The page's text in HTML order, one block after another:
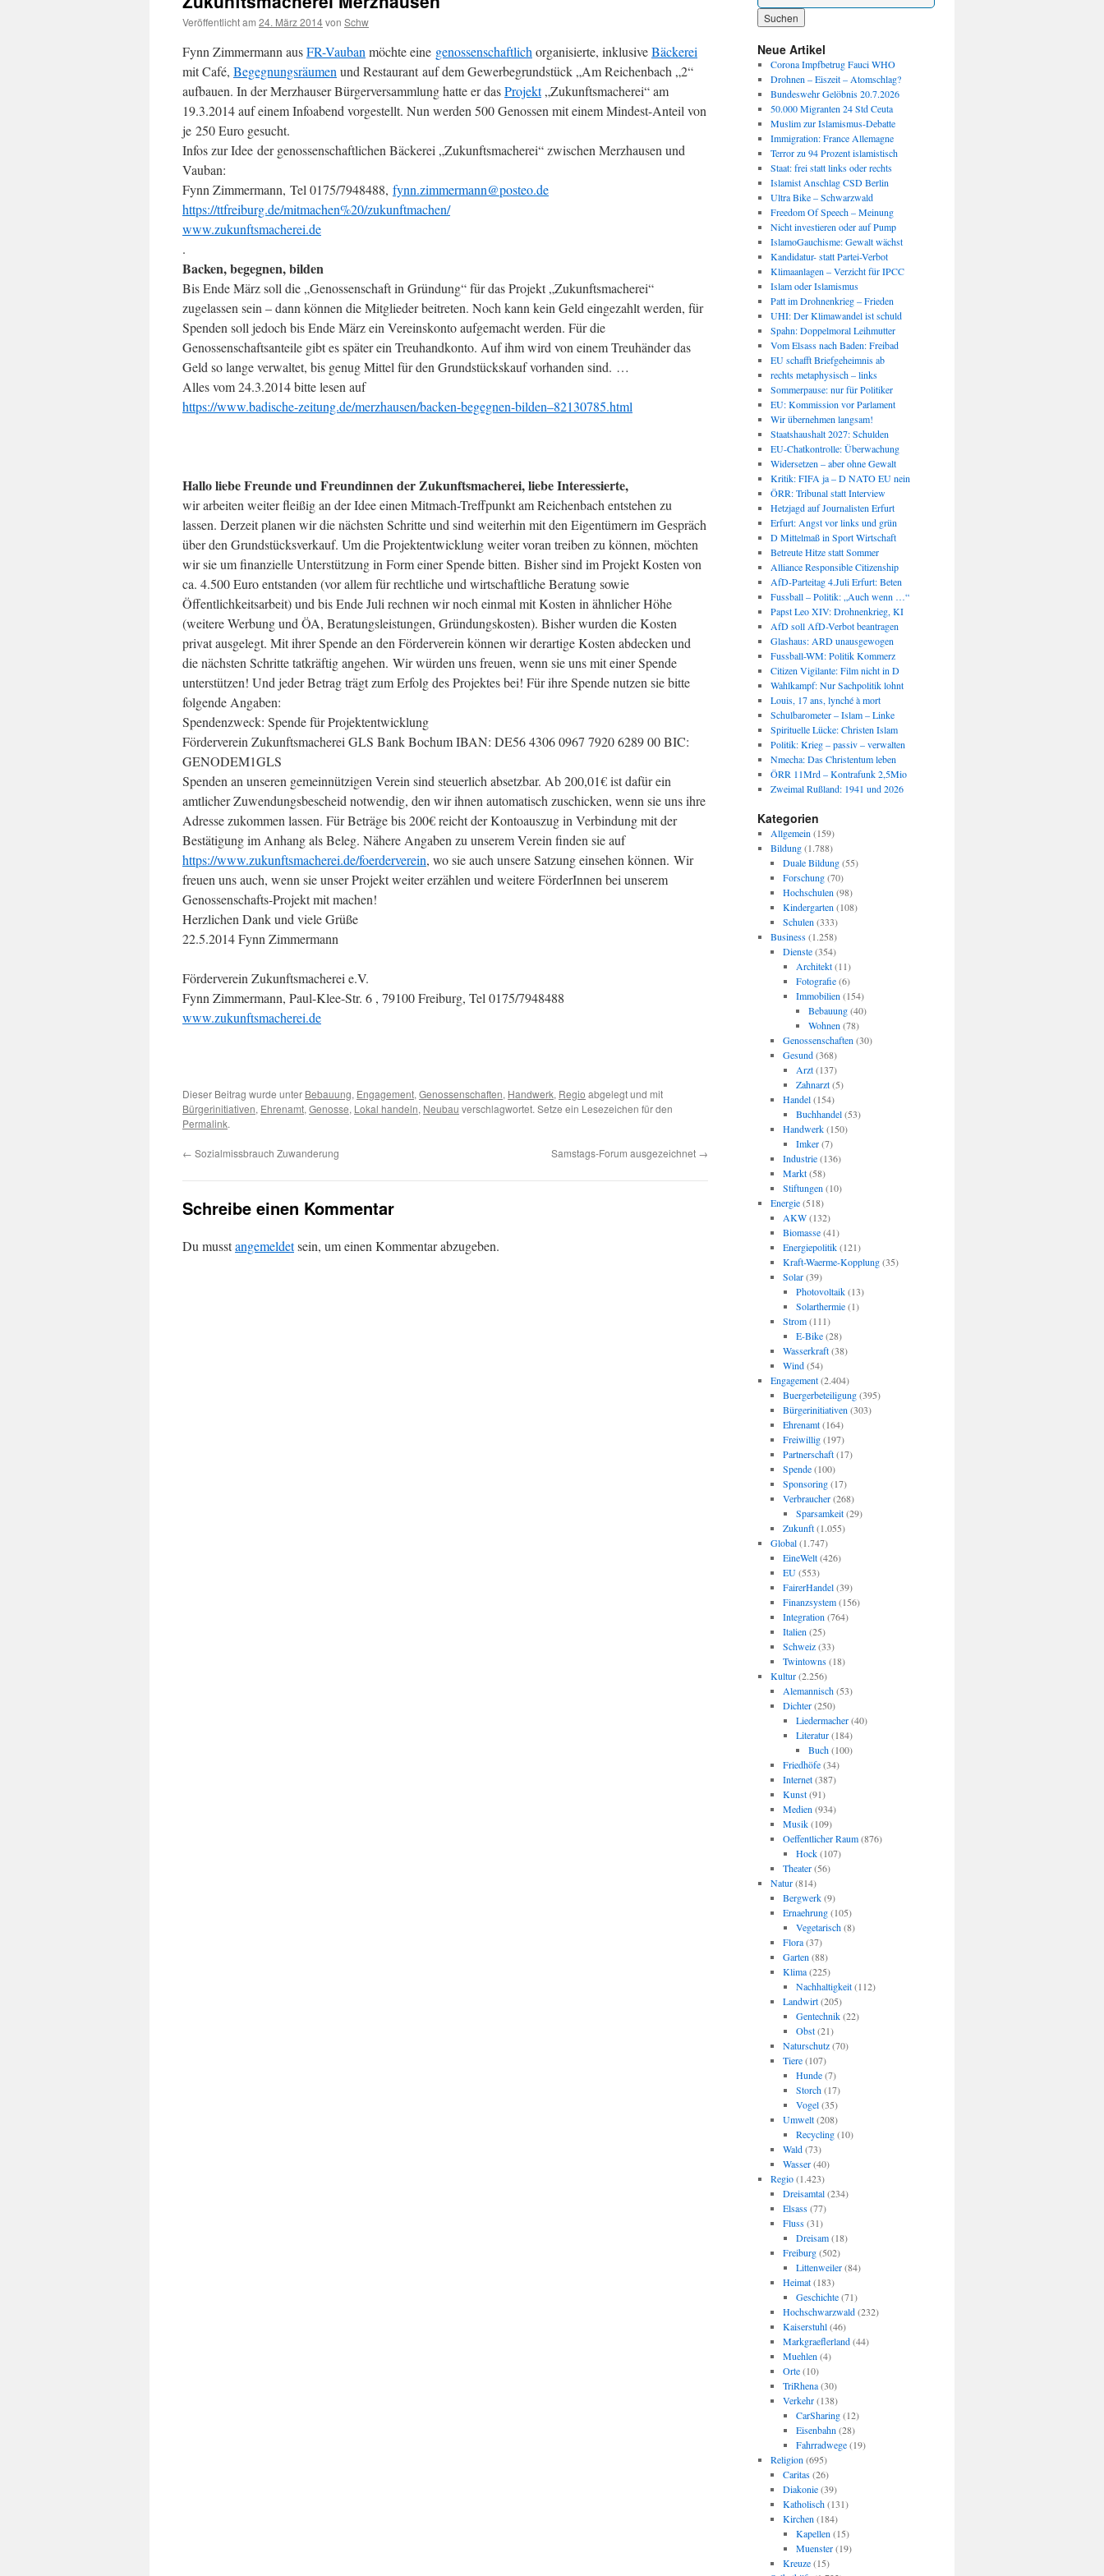
Veröffentlicht am 24. März 2014von Schw
Fynn Zimmermann ausFR-Vauban möchte eine genossenschaftlich organisierte, inklusiveBäckerei
mit Café, Begegnungsräumen und Restaurant auf dem Gewerbegrundstück „Am Reichenbach „2“
aufbauen. In der Merzhauser Bürgerversammlung hatte er dasProjekt„Zukunftsmacherei“ am
19.3.2014 auf einem Infoabend vorgestellt. Nun werden 500 Genossen mit einem Mindest-Anteil von
je 250 Euro gesucht.
Infos zur Idee der genossenschaftlichen Bäckerei „Zukunftsmacherei“ zwischen Merzhausen und
Vauban:
Fynn Zimmermann, Tel 0175/7948488, fynn.zimmermann@posteo.de
https://ttfreiburg.de/mitmachen%20/zukunftmachen/
www.zukunftsmacherei.de
.
Backen, begegnen, bilden
Bis Ende März soll die „Genossenschaft in Gründung“ für das Projekt „Zukunftsmacherei“
zugelassen sein – dann können die Mitglieder beitreten. Noch kann kein Geld eingezahlt werden, für
Spenden soll jedoch bis Ende März ein Vereinskonto aufgemacht werden. Für die
Genossenschaftsanteile gibt es später ein Treuhandkonto. Auf ihm wird von einem Treuhänder das
Geld so lange verwaltet, bis genug Mittel für den Grundstückskauf vorhanden sind. …
Alles vom 24.3.2014 bitte lesen auf
https://www.badische-zeitung.de/merzhausen/backen-begegnen-bilden–82130785.html
Hallo liebe Freunde und Freundinnen der Zukunftsmacherei, liebe Interessierte,
wir arbeiten weiter fleißig an der Idee einen Mitmach-Treffpunkt am Reichenbach entstehen zu
lassen. Derzeit planen wir die nächsten Schritte und sind weiterhin mit den Eigentümern im Gespräch
über den Grundstücksverkauf. Um die Projektentwicklung weiter voran treiben zu können, möchten
wir sie um finanzielle Unterstützung in Form einer Spende bitten. Bisher sind im Projekt Kosten von
ca. 4.500 Euro entstanden (vor allem für rechtliche und wirtschaftliche Beratung sowie
Öffentlichkeitsarbeit) und bis Ende Juli rechnen wir noch einmal mit Kosten in ähnlicher Höhe
(weitere Werbung und ÖA, Beratungsleistungen, Gründungskosten). Bisher wurden die Kosten
privat ausgelegt. Mit ihrer Spende an den Förderverein können wir derartige Kosten abdecken und
die nächsten Schritte tatkräftig angehen. Wir würden uns freuen, wenn sie uns mit einer Spende
unterstützen! Und jeder Betrag trägt zum Erfolg des Projektes bei! Für ihre Spende nutzen sie bitte
folgende Angaben:
Spendenzweck: Spende für Projektentwicklung
Förderverein Zukunftsmacherei GLS Bank Bochum IBAN: DE56 4306 0967 7920 6289 00 BIC:
GENODEM1GLS
Spenden an unseren gemeinnützigen Verein sind steuerlich absetzbar. Ab 200,01€ ist dafür ein
amtlicher Zuwendungsbescheid notwendig, den wir ihnen automatisch zuschicken, wenn sie uns ihre
Adresse zukommen lassen. Für Beträge bis 200€ reicht der Kontoauszug in Verbindung mit der
Bestätigung im Anhang als Beleg. Nähere Angaben zu unserem Verein finden sie auf
https://www.zukunftsmacherei.de/foerderverein, wo sie auch unsere Satzung einsehen können. Wir
freuen uns auch, wenn sie unser Projekt weiter erzählen und weitere FörderInnen bei unserem
Genossenschafts-Projekt mit machen!
Herzlichen Dank und viele Grüße
22.5.2014 Fynn Zimmermann
Förderverein Zukunftsmacherei e.V.
Fynn Zimmermann, Paul-Klee-Str. 6 , 79100 Freiburg, Tel 0175/7948488
www.zukunftsmacherei.de
Dieser Beitrag wurde unter Bebauung, Engagement, Genossenschaften, Handwerk, Regio abgelegt und mit
Bürgerinitiativen, Ehrenamt, Genosse, Lokal handeln, Neubau verschlagwortet. Setze ein Lesezeichen für den
Permalink.
← Sozialmissbrauch Zuwanderung Samstags-Forum ausgezeichnet →
Schreibe einen Kommentar
Du musstangemeldetsein, um einen Kommentar abzugeben.
Neue Artikel
Corona Impfbetrug Fauci WHO
Drohnen – Eiszeit – Atomschlag?
Bundeswehr Gelöbnis 20.7.2026
50.000 Migranten 24 Std Ceuta
Muslim zur Islamismus-Debatte
Immigration: France Allemagne
Terror zu 94 Prozent islamistisch
Staat: frei statt links oder rechts
Islamist Anschlag CSD Berlin
Ultra Bike – Schwarzwald
Freedom Of Speech – Meinung
Nicht investieren oder auf Pump
IslamoGauchisme: Gewalt wächst
Kandidatur- statt Partei-Verbot
Klimaanlagen – Verzicht für IPCC
Islam oder Islamismus
Patt im Drohnenkrieg – Frieden
UHI: Der Klimawandel ist schuld
Spahn: Doppelmoral Leihmutter
Vom Elsass nach Baden: Freibad
EU schafft Briefgeheimnis ab
rechts metaphysisch – links
Sommerpause: nur für Politiker
EU: Kommission vor Parlament
Wir übernehmen langsam!
Staatshaushalt 2027: Schulden
EU-Chatkontrolle: Überwachung
Widersetzen – aber ohne Gewalt
Kritik: FIFA ja – D NATO EU nein
ÖRR: Tribunal statt Interview
Hetzjagd auf Journalisten Erfurt
Erfurt: Angst vor links und grün
D Mittelmaß in Sport Wirtschaft
Betreute Hitze statt Sommer
Alliance Responsible Citizenship
AfD-Parteitag 4.Juli Erfurt: Beten
Fussball – Politik: „Auch wenn …“
Papst Leo XIV: Drohnenkrieg, KI
AfD soll AfD-Verbot beantragen
Glashaus: ARD unausgewogen
Fussball-WM: Politik Kommerz
Citizen Vigilante: Film nicht in D
Wahlkampf: Nur Sachpolitik lohnt
Louis, 17 ans, lynché à mort
Schulbarometer – Islam – Linke
Spirituelle Lücke: Christen Islam
Politik: Krieg – passiv – verwalten
Nmecha: Das Christentum leben
ÖRR 11Mrd – Kontrafunk 2,5Mio
Zweimal Rußland: 1941 und 2026
Kategorien
Allgemein (159)
Bildung(1.788)
Duale Bildung(55)
Forschung(70)
Hochschulen (98)
Kindergarten (108)
Schulen (333)
Business(1.258)
Dienste(354)
Architekt(11)
Fotografie(6)
Immobilien (154)
Bebauung(40)
Wohnen (78)
Genossenschaften (30)
Gesund(368)
Arzt(137)
Zahnarzt(5)
Handel(154)
Buchhandel(53)
Handwerk(150)
Imker(7)
Industrie(136)
Markt(58)
Stiftungen (10)
Energie(518)
AKW(132)
Biomasse(41)
Energiepolitik(121)
Kraft-Waerme-Kopplung(35)
Solar(39)
Photovoltaik(13)
Solarthermie(1)
Strom(111)
E-Bike(28)
Wasserkraft(38)
Wind(54)
Engagement(2.404)
Buergerbeteiligung(395)
Bürgerinitiativen (303)
Ehrenamt(164)
Freiwillig(197)
Partnerschaft(17)
Spende(100)
Sponsoring(17)
Verbraucher(268)
Sparsamkeit(29)
Zukunft(1.055)
Global(1.747)
EineWelt(426)
EU(553)
FairerHandel(39)
Finanzsystem(156)
Integration (764)
Italien (25)
Schweiz(33)
Twintowns(18)
Kultur(2.256)
Alemannisch(53)
Dichter(250)
Liedermacher(40)
Literatur(184)
Buch(100)
Friedhöfe(34)
Internet(387)
Kunst(91)
Medien (934)
Musik(109)
Oeffentlicher Raum(876)
Hock(107)
Theater(56)
Natur(814)
Bergwerk(9)
Ernaehrung(105)
Vegetarisch(8)
Flora(37)
Garten (88)
Klima(225)
Nachhaltigkeit(112)
Landwirt(205)
Gentechnik(22)
Obst(21)
Naturschutz(70)
Tiere(107)
Hunde(7)
Storch(17)
Vogel(35)
Umwelt(208)
Recycling(10)
Wald(73)
Wasser(40)
Regio(1.423)
Dreisamtal(234)
Elsass(77)
Fluss(31)
Dreisam(18)
Freiburg(502)
Littenweiler(84)
Heimat(183)
Geschichte(71)
Hochschwarzwald(232)
Kaiserstuhl(46)
Markgraeflerland(44)
Muehlen (4)
Orte(10)
TriRhena(30)
Verkehr(138)
CarSharing(12)
Eisenbahn (28)
Fahrradwege(19)
Religion (695)
Caritas(26)
Diakonie(39)
Katholisch(131)
Kirchen (184)
Kapellen (15)
Muenster(19)
Kreuze(15)